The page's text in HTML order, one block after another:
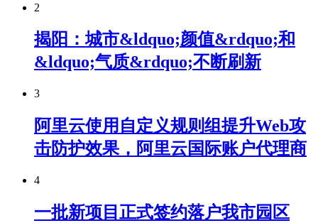
2
揭阳：城市&ldquo;颜值&rdquo;和
&ldquo;气质&rdquo;不断刷新
3
阿里云使用自定义规则组提升Web攻
击防护效果，阿里云国际账户代理商
4
一批新项目正式签约落户我市园区